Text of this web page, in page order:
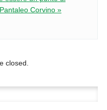
Corvino »
closed.